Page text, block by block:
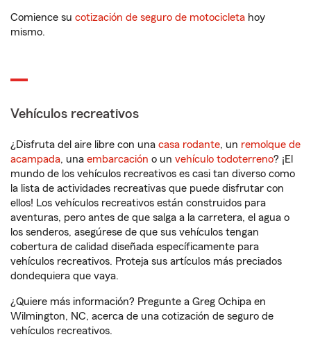
Comience su cotización de seguro de motocicleta hoy
mismo.
Vehículos recreativos
¿Disfruta del aire libre con una casa rodante, un remolque de
acampada, una embarcación o un vehículo todoterreno? ¡El
mundo de los vehículos recreativos es casi tan diverso como
la lista de actividades recreativas que puede disfrutar con
ellos! Los vehículos recreativos están construidos para
aventuras, pero antes de que salga a la carretera, el agua o
los senderos, asegúrese de que sus vehículos tengan
cobertura de calidad diseñada específicamente para
vehículos recreativos. Proteja sus artículos más preciados
dondequiera que vaya.
¿Quiere más información? Pregunte a Greg Ochipa en
Wilmington, NC, acerca de una cotización de seguro de
vehículos recreativos.